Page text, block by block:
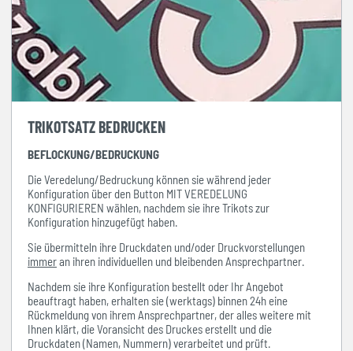
TRIKOTSATZ BEDRUCKEN
BEFLOCKUNG/BEDRUCKUNG
Die Veredelung/Bedruckung können sie während jeder
Konfiguration über den Button MIT VEREDELUNG
KONFIGURIEREN wählen, nachdem sie ihre Trikots zur
Konfiguration hinzugefügt haben.
Sie übermitteln ihre Druckdaten und/oder Druckvorstellungen
immeran ihren individuellen und bleibenden Ansprechpartner.
Nachdem sie ihre Konfiguration bestellt oder Ihr Angebot
beauftragt haben, erhalten sie (werktags) binnen 24h eine
Rückmeldung von ihrem Ansprechpartner, der alles weitere mit
Ihnen klärt, die Voransicht des Druckes erstellt und die
Druckdaten (Namen, Nummern) verarbeitet und prüft.